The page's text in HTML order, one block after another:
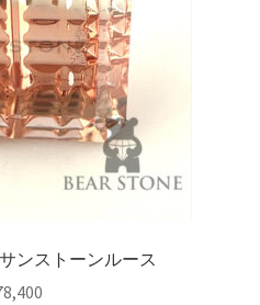
ンストーンルース